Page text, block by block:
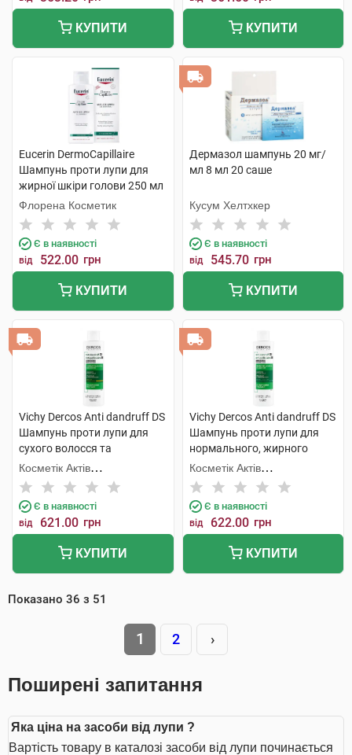
КУПИТИ КУПИТИ
Eucerin DermoCapillaire
Шампунь проти лупи для
жирної шкіри голови 250 мл
1 флакон
Флорена Косметик
Є в наявності
від 522.00 грн
КУПИТИ
Дермазол шампунь 20 мг/
мл 8 мл 20 саше
Кусум Хелтхкер
Є в наявності
від 545.70 грн
КУПИТИ
Vichy Dercos Anti dandruff DS
Шампунь проти лупи для
сухого волосся та
подразненої шкіри голови
200 мл 1 флакон
Косметік Актів
Інтернаціональ
Є в наявності
від 621.00 грн
КУПИТИ
Vichy Dercos Anti dandruff DS
Шампунь проти лупи для
нормального, жирного
волосся та подразненої
шкіри голови 200 мл 1
флакон
Косметік Актів
Інтернаціональ
Є в наявності
від 622.00 грн
КУПИТИ
Показано 36 з 51
1 2 ›
Поширені запитання
Яка ціна на засоби від лупи ?
Вартість товару в каталозі засоби від лупи починається